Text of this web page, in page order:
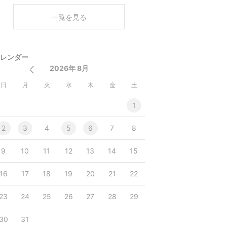
一覧を見る
ンダー
2026年 8月
日 月 火 水 木 金 土
1
2 3 4 5 6 7 8
9 10 11 12 13 14 15
17 18 19 20 21 22
24 25 26 27 28 29
31